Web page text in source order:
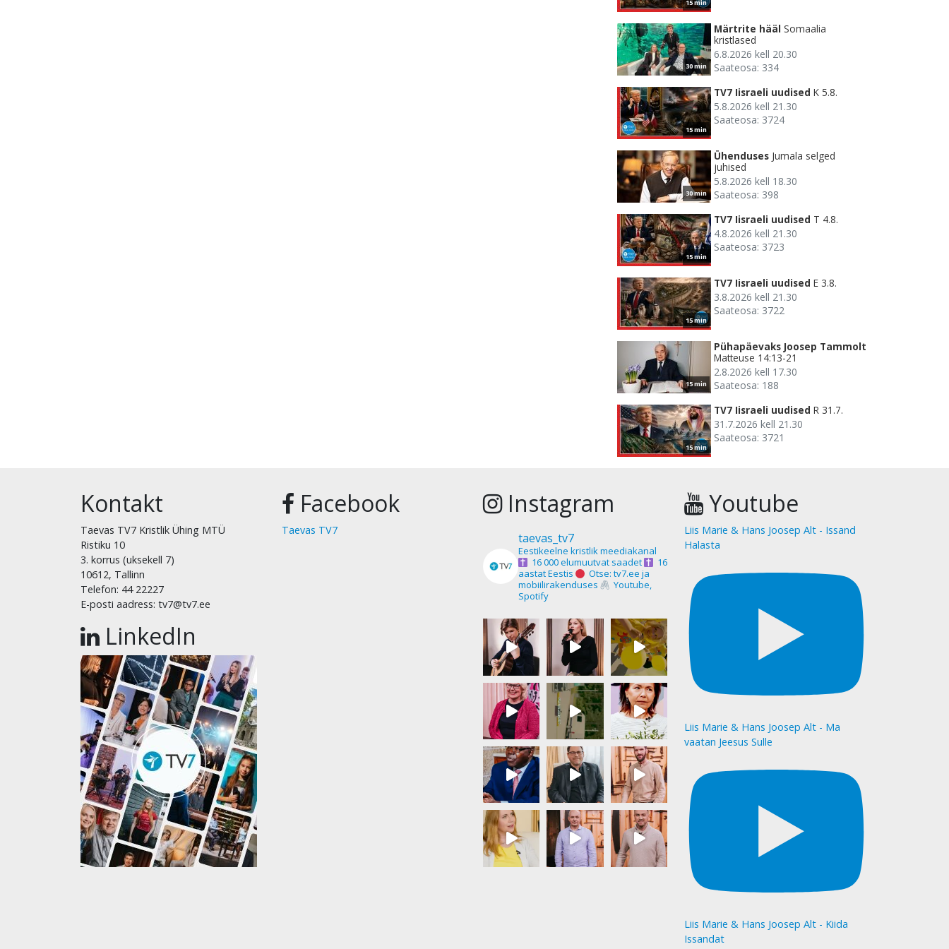
15 min
30 min
Märtrite hääl Somaalia
kristlased
6.8.2026 kell 20.30
Saateosa: 334
15 min
TV7 Iisraeli uudised K 5.8.
5.8.2026 kell 21.30
Saateosa: 3724
30 min
Ühenduses Jumala selged
juhised
5.8.2026 kell 18.30
Saateosa: 398
15 min
TV7 Iisraeli uudised T 4.8.
4.8.2026 kell 21.30
Saateosa: 3723
15 min
TV7 Iisraeli uudised E 3.8.
3.8.2026 kell 21.30
Saateosa: 3722
15 min
Pühapäevaks Joosep Tammolt
Matteuse 14:13-21
2.8.2026 kell 17.30
Saateosa: 188
15 min
TV7 Iisraeli uudised R 31.7.
31.7.2026 kell 21.30
Saateosa: 3721
Kontakt
Taevas TV7 Kristlik Ühing MTÜ
Ristiku 10
3. korrus (uksekell 7)
10612, Tallinn
Telefon: 44 22227
E-posti aadress: tv7@tv7.ee
LinkedIn
Facebook
Taevas TV7
Instagram
taevas_tv7
Eestikeelne kristlik meediakanal
16 000 elumuutvat saadet
16
aastat Eestis
Otse: tv7.ee ja
mobiilirakenduses
Youtube,
Spotify
Youtube
Liis Marie & Hans Joosep Alt - Issand
Halasta
Liis Marie & Hans Joosep Alt - Ma
vaatan Jeesus Sulle
Liis Marie & Hans Joosep Alt - Kiida
Issandat